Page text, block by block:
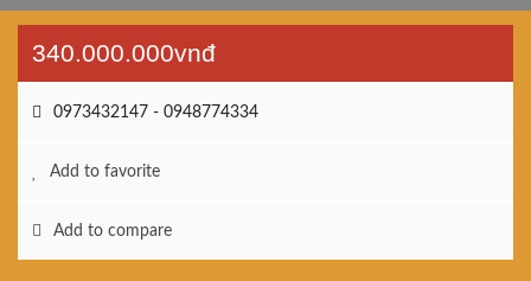
340.000.000vnđ
0973432147 - 0948774334
Add to favorite
Add to compare